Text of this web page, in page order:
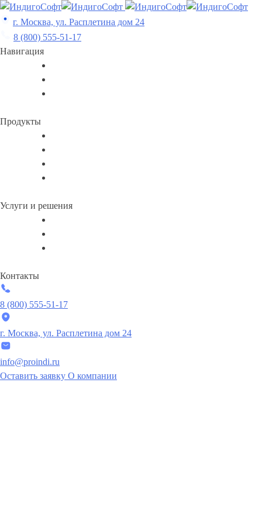
Skip
to
content
г. Москва, ул. Расплетина дом 24
8 (800) 555-51-17
Навигация
Продукты
Услуги и решения
Контакты
8 (800) 555-51-17
г. Москва, ул. Расплетина дом 24
info@proindi.ru
Оставить заявку О компании